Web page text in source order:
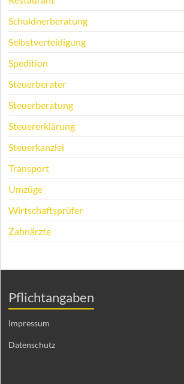
Schuldnerberatung
Selbstverteidigung
Spedition
Steuerberater
Steuerberatung
Steuererklärung
Steuerkanzlei
Transport
Umzüge
Wirtschaftsprüfer
Zahnärzte
Pflichtangaben
Impressum
Datenschutz